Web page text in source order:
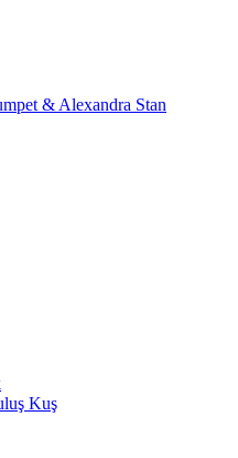
& Alexandra Stan
Kuş